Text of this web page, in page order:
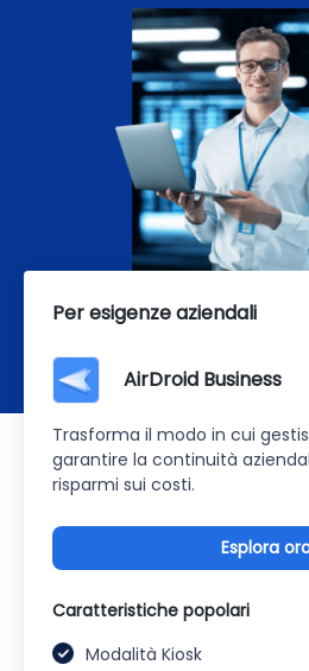
Per esigenze aziendali
AirDroid Business
Trasforma il modo in cui
garantire la continuità
risparmi sui costi.
Esplora
Caratteristiche popolari
Modalità Kiosk